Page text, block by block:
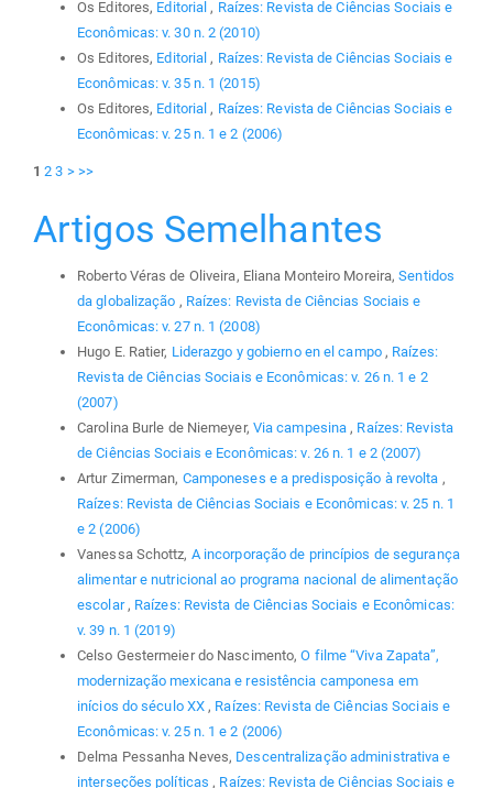
Os Editores, Editorial , Raízes: Revista de Ciências Sociais e
Econômicas: v. 30 n. 2 (2010)
Os Editores, Editorial , Raízes: Revista de Ciências Sociais e
Econômicas: v. 35 n. 1 (2015)
Os Editores, Editorial , Raízes: Revista de Ciências Sociais e
Econômicas: v. 25 n. 1 e 2 (2006)
1 2 3 > >>
Artigos Semelhantes
Roberto Véras de Oliveira, Eliana Monteiro Moreira,Sentidos
da globalização , Raízes: Revista de Ciências Sociais e
Econômicas: v. 27 n. 1 (2008)
Hugo E. Ratier, Liderazgo y gobierno en el campo , Raízes:
Revista de Ciências Sociais e Econômicas: v. 26 n. 1 e 2
(2007)
Carolina Burle de Niemeyer, Via campesina , Raízes: Revista
de Ciências Sociais e Econômicas: v. 26 n. 1 e 2 (2007)
Artur Zimerman, Camponeses e a predisposição à revolta ,
Raízes: Revista de Ciências Sociais e Econômicas: v. 25 n. 1
e 2 (2006)
Vanessa Schottz, A incorporação de princípios de segurança
alimentar e nutricional ao programa nacional de alimentação
escolar , Raízes: Revista de Ciências Sociais e Econômicas:
v. 39 n. 1 (2019)
Celso Gestermeier do Nascimento,O filme “Viva Zapata”,
modernização mexicana e resistência camponesa em
inícios do século XX , Raízes: Revista de Ciências Sociais e
Econômicas: v. 25 n. 1 e 2 (2006)
Delma Pessanha Neves, Descentralização administrativa e
interseções políticas , Raízes: Revista de Ciências Sociais e